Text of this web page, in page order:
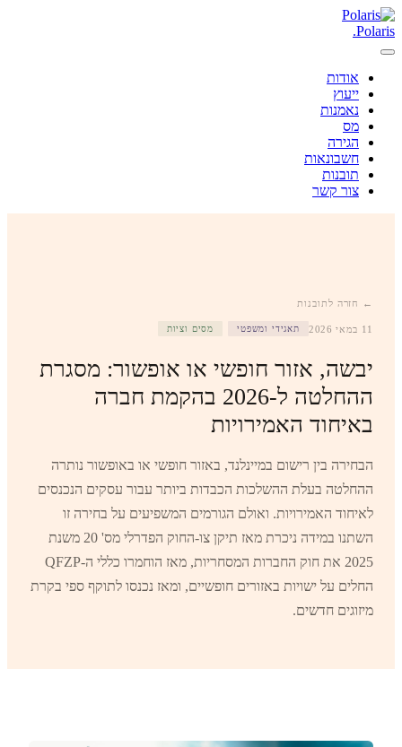
Polaris
.
אודות
ייעוץ
נאמנות
מס
הגירה
חשבונאות
תובנות
צור קשר
← חזרה לתובנות
11 במאי 2026 תאגידי ומשפטי מסים וציות
יבשה, אזור חופשי או אופשור: מסגרת
ההחלטה ל-2026 בהקמת חברה
באיחוד האמירויות
הבחירה בין רישום במיינלנד, באזור חופשי או באופשור נותרה
ההחלטה בעלת ההשלכות הכבדות ביותר עבור עסקים הנכנסים
לאיחוד האמירויות. ואולם הגורמים המשפיעים על בחירה זו
השתנו במידה ניכרת מאז תיקן צו-החוק הפדרלי מס' 20 משנת
2025 את חוק החברות המסחריות, מאז הוחמרו כללי ה-QFZP
החלים על ישויות באזורים חופשיים, ומאז נכנסו לתוקף ספי בקרת
מיזוגים חדשים.